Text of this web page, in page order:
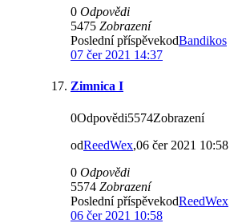
0 Odpovědi
5475 Zobrazení
Poslední příspěvekodBandikos
07 čer 2021 14:37
Zimnica I
0Odpovědi5574Zobrazení
odReedWex,06 čer 2021 10:58
0 Odpovědi
5574 Zobrazení
Poslední příspěvekodReedWex
06 čer 2021 10:58